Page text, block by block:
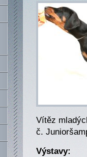
Vítěz
č.
Výstavy: